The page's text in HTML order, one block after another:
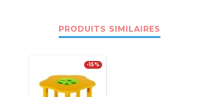
PRODUITS SIMILAIRES
-15%